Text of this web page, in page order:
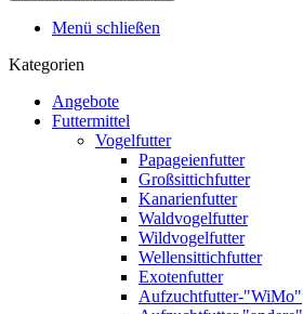
Menü schließen
Kategorien
Angebote
Futtermittel
Vogelfutter
Papageienfutter
Großsittichfutter
Kanarienfutter
Waldvogelfutter
Wildvogelfutter
Wellensittichfutter
Exotenfutter
Aufzuchtfutter-"WiMo"